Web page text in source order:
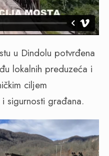
u Dindolu potvrđena
lokalnih preduzeća i
ciljem
sigurnosti građana.